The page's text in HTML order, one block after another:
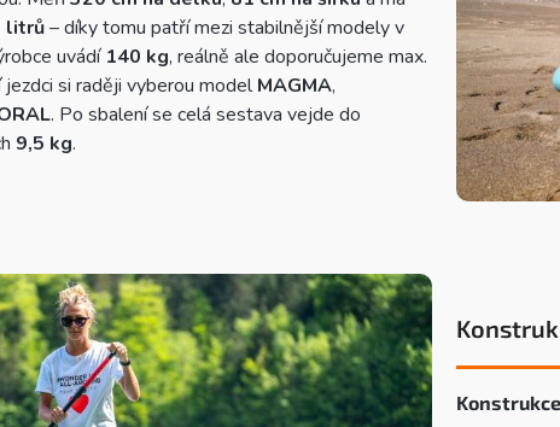
litrů– díky tomu patří mezi stabilnější modely v
uvádí 140 kg, reálně ale doporučujeme max.
jezdci si raději vyberou modelMAGMA,
. Po sbalení se celá sestava vejde do
9,5 kg.